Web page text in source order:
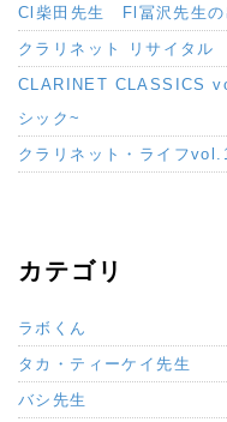
Cl柴田先生 Fl冨沢先生の
クラリネット リサイタル
CLARINET CLASSICS
シック~
クラリネット・ライフ
カテゴリ
ラボくん
タカ・ティーケイ先生
バシ先生